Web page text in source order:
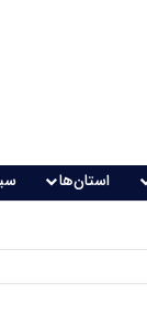
استان‌ها